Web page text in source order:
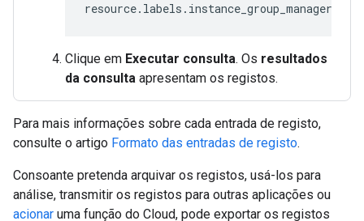
Clique em Executar consulta. Os resultados
da consulta apresentam os registos.
Para mais informações sobre cada entrada de registo,
consulte o artigo Formato das entradas de registo.
Consoante pretenda arquivar os registos, usá-los para
análise, transmitir os registos para outras aplicações ou
acionar uma função do Cloud, pode exportar os registos